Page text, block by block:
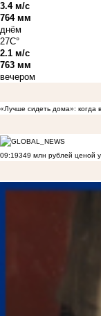
3.4 м/с
764 мм
днём
27C°
2.1 м/с
763 мм
вечером
«Лучше сидеть дома»: когда
09:19349 млн рублей ценой